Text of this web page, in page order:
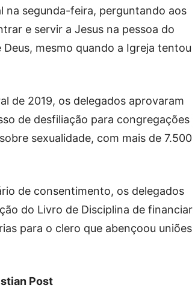
na segunda-feira, perguntando aos
e servir a Jesus na pessoa do
mesmo quando a Igreja tentou
de 2019, os delegados aprovaram
de desfiliação para congregações
sexualidade, com mais de 7.500
de consentimento, os delegados
do Livro de Disciplina de financiar
para o clero que abençoou uniões
Post